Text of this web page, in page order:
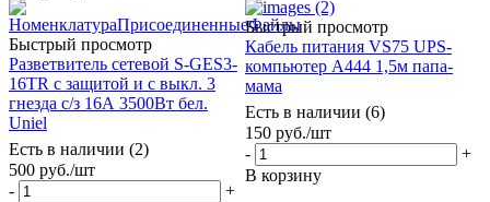
Быстрый просмотр
Разветвитель сетевой S-GES3-
16TR с защитой и с выкл. 3
гнезда с/з 16А 3500Вт бел.
Uniel
Есть в наличии (2)
500 руб./шт
-
+
Быстрый просмотр
Кабель питания VS75 UPS-
компьютер A444 1,5м папа-
мама
Есть в наличии (6)
150 руб./шт
-
+
В корзину